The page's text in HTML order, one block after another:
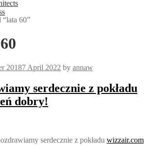
“lata 60”
20187 April 2022 by annaw
serdecznie z pokładu
dobry!
serdecznie z pokładu wizzair.com